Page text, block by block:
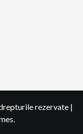
rezervate |